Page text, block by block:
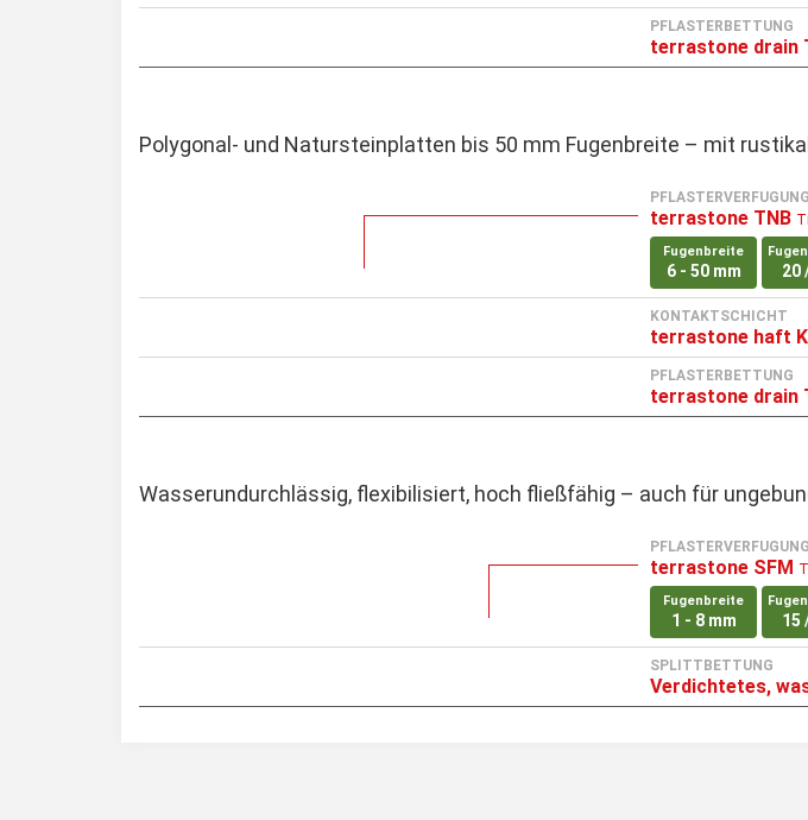
PFLASTERBETTUNG
terrastone drain
Polygonal- und Natursteinplatten bis 50 mm Fugenbreite – mit
PFLASTERVERFUGUNG
terrastone TNB
Fugenbreite
6 - 50 mm 20
KONTAKTSCHICHT
terrastone haft
PFLASTERBETTUNG
terrastone drain
Wasserundurchlässig, flexibilisiert, hoch fließfähig – auch für
PFLASTERVERFUGUNG
terrastone SFM
Fugenbreite
1 - 8 mm 15
SPLITTBETTUNG
Verdichtetes,